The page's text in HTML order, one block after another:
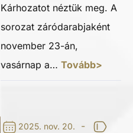
Kárhozatot néztük meg. A
sorozat záródarabjaként
november 23-án,
vasárnap a… Tovább>
2025. nov. 20. -